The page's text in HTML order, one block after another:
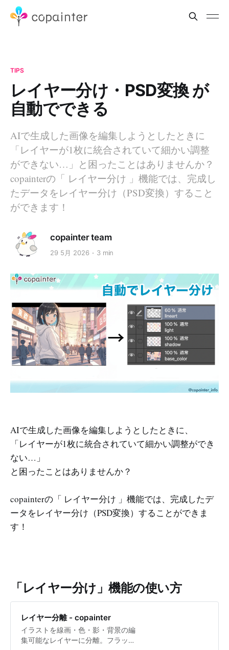
TIPS
レイヤー分け・PSD変換 が
自動でできる
AIで生成した画像を編集しようとしたときに
「レイヤーが1枚に統合されていて細かい調整
ができない…」と困ったことはありませんか？
copainterの「 レイヤー分け 」機能では、完成し
たデータをレイヤー分け（PSD変換）すること
ができます！
copainter team
29 5月 2026 3 min
AIで生成した画像を編集しようとしたときに、
「レイヤーが1枚に統合されていて細かい調整ができ
ない…」
と困ったことはありませんか？
copainterの「 レイヤー分け 」機能では、完成したデ
ータをレイヤー分け（PSD変換）することができま
す！
「レイヤー分け」機能の使い方
レイヤー分離 - copainter
イラストを線画・色・影・背景の編
集可能なレイヤーに分離。フラット